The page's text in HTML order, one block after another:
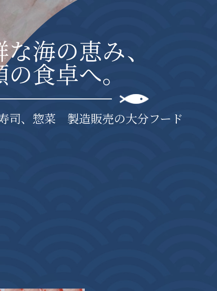
海の恵み、
食卓へ。
司、惣菜 製造販売の大分フード